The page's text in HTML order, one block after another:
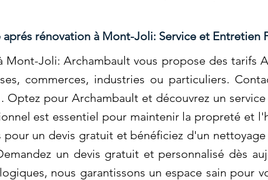
aprés rénovation à Mont-Joli: Service et Entretien
Mont-Joli: Archambault vous propose des tarifs
commerces, industries ou particuliers.
Optez pour Archambault et découvrez un
est essentiel pour maintenir la propreté et
pour un devis gratuit et bénéficiez d'un
un devis gratuit et personnalisé dès
nous garantissons un espace sain pour